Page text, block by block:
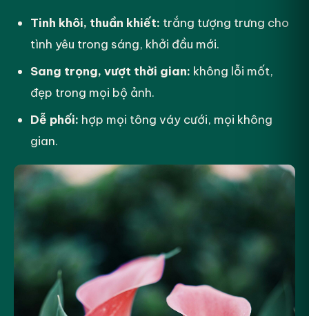
Tinh khôi, thuần khiết: trắng tượng trưng cho
tình yêu trong sáng, khởi đầu mới.
Sang trọng, vượt thời gian: không lỗi mốt,
đẹp trong mọi bộ ảnh.
Dễ phối: hợp mọi tông váy cưới, mọi không
gian.